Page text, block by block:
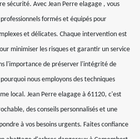
sécurité. Avec Jean Perre elagage , vous
formés et équipés pour
et délicates. Chaque intervention est
minimiser les risques et garantir un service
l'importance de préserver l'intégrité de
nous employons des techniques
local. Jean Perre elagage à 61120, c'est
des conseils personnalisés et une
à vos besoins urgents. Faites confiance